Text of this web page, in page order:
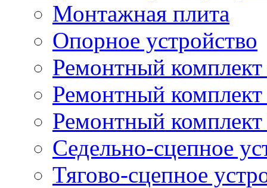
Монтажная плита
Опорное устройство
Ремонтный комплект
Ремонтный
Ремонтный комплект
Седельно-сцепное
Тягово-сцепное